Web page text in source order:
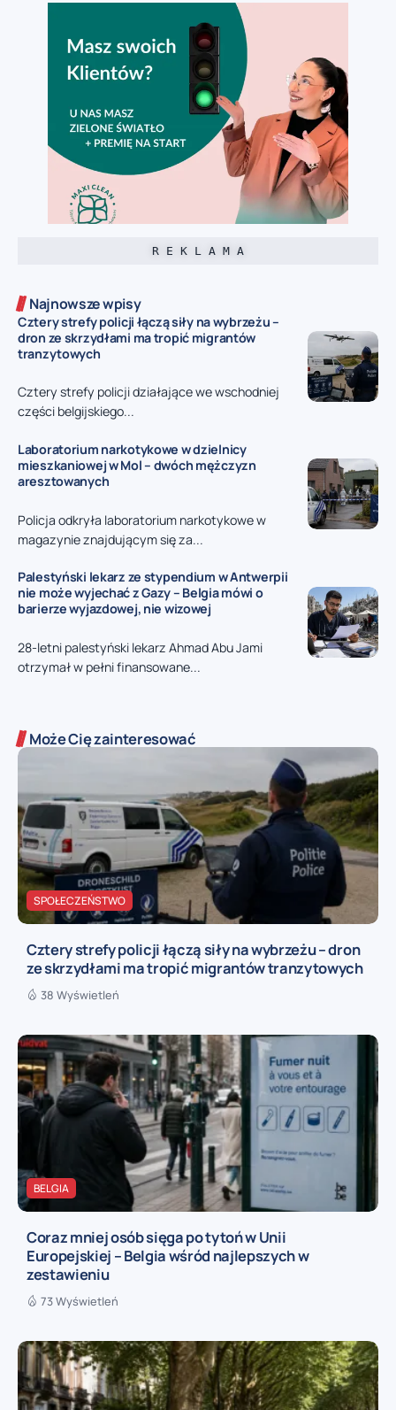
R E K L A M A
Najnowsze wpisy
Cztery strefy policji łączą siły na wybrzeżu –
dron ze skrzydłami ma tropić migrantów
tranzytowych
Cztery strefy policji działające we wschodniej
części belgijskiego...
Laboratorium narkotykowe w dzielnicy
mieszkaniowej w Mol – dwóch mężczyzn
aresztowanych
Policja odkryła laboratorium narkotykowe w
magazynie znajdującym się za...
Palestyński lekarz ze stypendium w Antwerpii
nie może wyjechać z Gazy – Belgia mówi o
barierze wyjazdowej, nie wizowej
28-letni palestyński lekarz Ahmad Abu Jami
otrzymał w pełni finansowane...
Może Cię zainteresować
SPOŁECZEŃSTWO
Cztery strefy policji łączą siły na wybrzeżu – dron
ze skrzydłami ma tropić migrantów tranzytowych
38 Wyświetleń
BELGIA
Coraz mniej osób sięga po tytoń w Unii
Europejskiej – Belgia wśród najlepszych w
zestawieniu
73 Wyświetleń